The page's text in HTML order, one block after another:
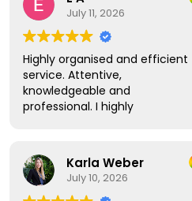
recommend Talhes and
Oliveira Lawyers.”
July 11, 2026
Highly organised and efficient
service. Attentive,
knowledgeable and
professional. I highly
Karla Weber
July 10, 2026